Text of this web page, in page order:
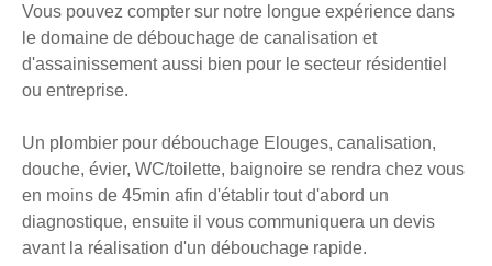
Vous pouvez compter sur notre longue expérience dans
le domaine de débouchage de canalisation et
d'assainissement aussi bien pour le secteur résidentiel
ou entreprise.
Un plombier pour débouchage Elouges, canalisation,
douche, évier, WC/toilette, baignoire se rendra chez vous
en moins de 45min afin d'établir tout d'abord un
diagnostique, ensuite il vous communiquera un devis
avant la réalisation d'un débouchage rapide.